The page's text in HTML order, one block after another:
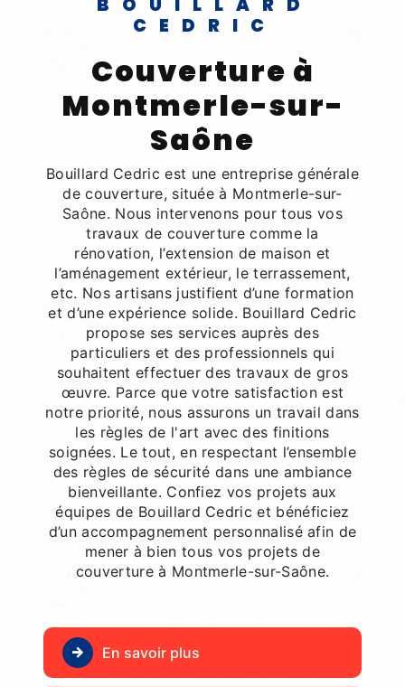
BOUILLARD
CEDRIC
couverture à
Montmerle-sur-
Saône
Bouillard Cedric est une entreprise générale
de couverture, située à Montmerle-sur-
Saône. Nous intervenons pour tous vos
travaux de couverture comme la
rénovation, l’extension de maison et
l’aménagement extérieur, le terrassement,
etc. Nos artisans justifient d’une formation
et d’une expérience solide. Bouillard Cedric
propose ses services auprès des
particuliers et des professionnels qui
souhaitent effectuer des travaux de gros
œuvre. Parce que votre satisfaction est
notre priorité, nous assurons un travail dans
les règles de l'art avec des finitions
soignées. Le tout, en respectant l’ensemble
des règles de sécurité dans une ambiance
bienveillante. Confiez vos projets aux
équipes de Bouillard Cedric et bénéficiez
d’un accompagnement personnalisé afin de
mener à bien tous vos projets de
couverture à Montmerle-sur-Saône.
En savoir plus